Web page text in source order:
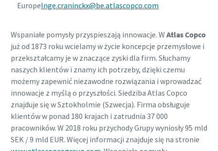
EuropeInge.craninckx@be.atlascopco.com
Wspaniałe pomysły przyspieszają innowacje. W Atlas Copco
już od 1873 roku wcielamy w życie koncepcje przemysłowe i
przekształcamy je w znaczące zyski dla firm. Słuchamy
naszych klientów i znamy ich potrzeby, dzięki czemu
możemy zapewnić niezawodne rozwiązania i wprowadzać
innowacje z myślą o przyszłości. Siedziba Atlas Copco
znajduje się w Sztokholmie (Szwecja). Firma obsługuje
klientów w ponad 180 krajach i zatrudnia 37 000
pracowników. W 2018 roku przychody Grupy wyniosły 95 mld
SEK / 9 mld EUR. Więcej informacji znajduje się na stronie